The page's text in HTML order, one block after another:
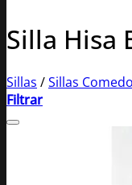
Silla Hisa
Sillas /Sillas
Filtrar